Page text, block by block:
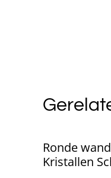
Ronde
Kristallen